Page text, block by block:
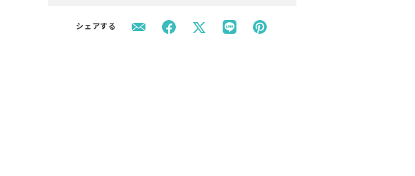
シェアする